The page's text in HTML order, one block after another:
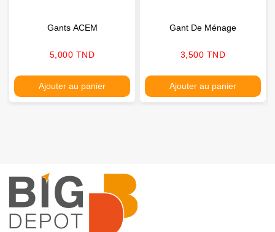
Gants ACEM
Prix
5,000 TND
Ajouter au panier
Gant De Ménage
Prix
3,500 TND
Ajouter au panier